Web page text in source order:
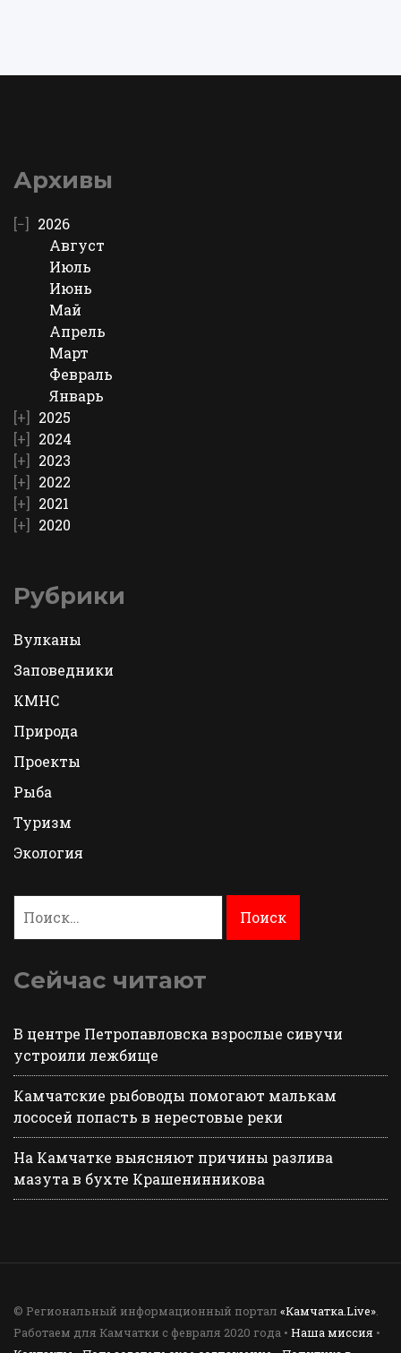
Архивы
2026
Август
Июль
Июнь
Май
Апрель
Март
Февраль
Январь
2025
2024
2023
2022
2021
2020
Рубрики
Вулканы
Заповедники
КМНС
Природа
Проекты
Рыба
Туризм
Экология
Сейчас читают
В центре Петропавловска взрослые сивучи
устроили лежбище
Камчатские рыбоводы помогают малькам
лососей попасть в нерестовые реки
На Камчатке выясняют причины разлива
мазута в бухте Крашенинникова
© Региональный информационный портал «Камчатка.Live»
Работаем для Камчатки с февраля 2020 года • Наша миссия •